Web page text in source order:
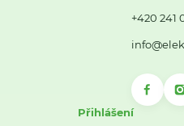
+420 241
Přihlášení